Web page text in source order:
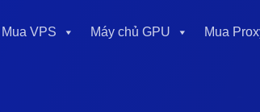
Mua VPS Máy chủ GPU Mua